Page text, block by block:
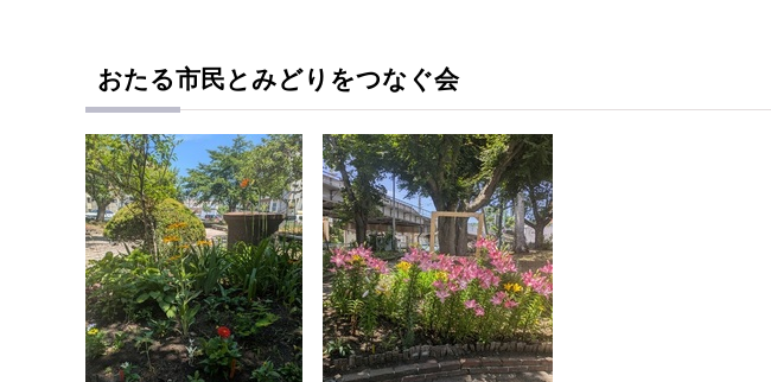
おたる市民とみどりをつなぐ会